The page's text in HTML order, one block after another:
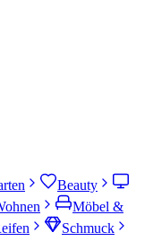
Beauty
Möbel &
Schmuck